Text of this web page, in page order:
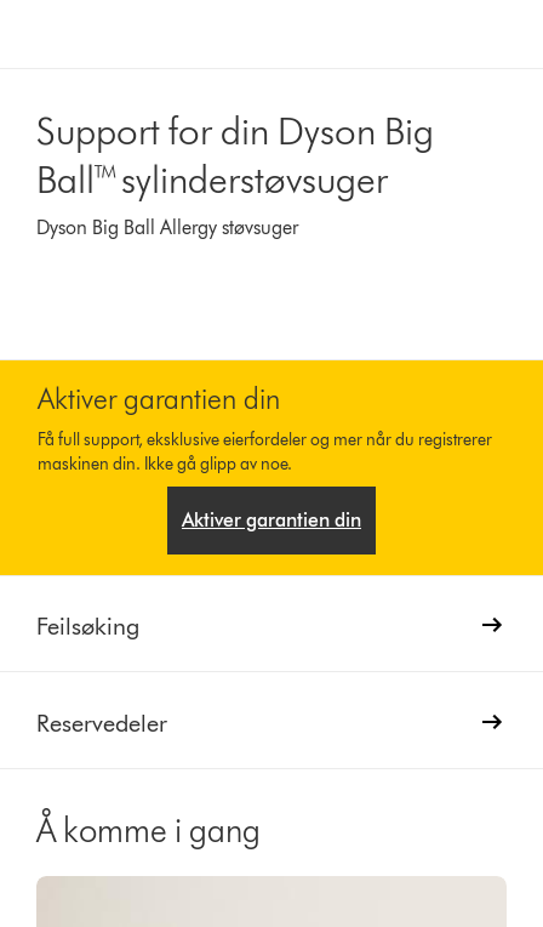
Support for din Dyson Big
Ball™ sylinderstøvsuger
Dyson Big Ball Allergy støvsuger
Aktiver garantien din
Få full support, eksklusive eierfordeler og mer når du registrerer
maskinen din. Ikke gå glipp av noe.
Aktiver garantien din
Feilsøking
Reservedeler
Å komme i gang